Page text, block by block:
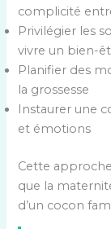
complicité
Privilégier les
vivre un bien-
Planifier des
la grossesse
Instaurer une
et émotions
Cette
que la
d’un cocon